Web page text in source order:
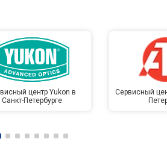
центр Yukon в
Санкт-Петербурге
Сервисный